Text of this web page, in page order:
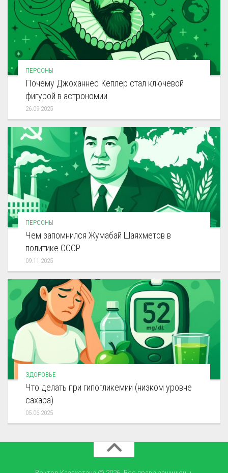
ПЕРСОНЫ
Почему Джоханнес Кеплер стал ключевой
фигурой в астрономии
26.09.2025
ПЕРСОНЫ
Чем запомнился Жумабай Шаяхметов в
политике СССР
09.11.2025
ЗДОРОВЬЕ
Что делать при гипогликемии (низком уровне
сахара)
05.06.2025